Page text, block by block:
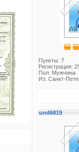
Пункты: 7
Регистрация:
Пол: Мужчина
Из: Санкт-
und6819